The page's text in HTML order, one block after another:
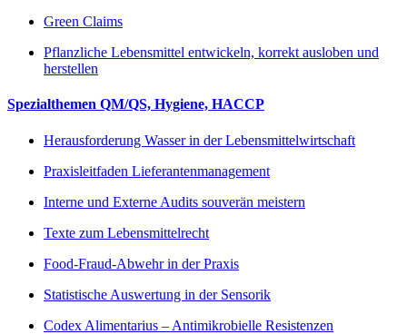
Green Claims
Pflanzliche Lebensmittel entwickeln, korrekt ausloben und
herstellen
Spezialthemen QM/QS, Hygiene, HACCP
Herausforderung Wasser in der Lebensmittelwirtschaft
Praxisleitfaden Lieferantenmanagement
Interne und Externe Audits souverän meistern
Texte zum Lebensmittelrecht
Food-Fraud-Abwehr in der Praxis
Statistische Auswertung in der Sensorik
Codex Alimentarius – Antimikrobielle Resistenzen